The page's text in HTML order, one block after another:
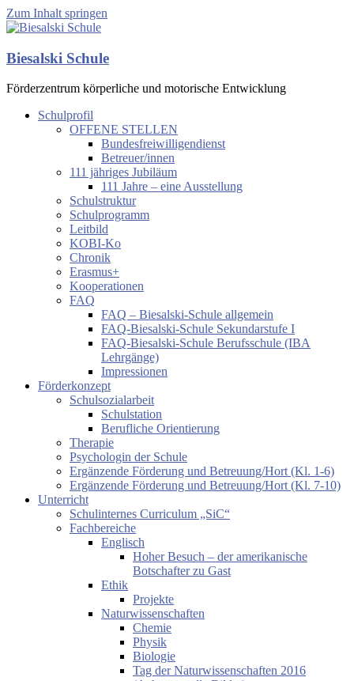
Zum Inhalt springen
Biesalski Schule
Förderzentrum körperliche und motorische Entwicklung
Schulprofil
OFFENE STELLEN
Bundesfreiwilligendienst
Betreuer/innen
111 jähriges Jubiläum
111 Jahre – eine Ausstellung
Schulstruktur
Schulprogramm
Leitbild
KOBI-Ko
Chronik
Erasmus+
Kooperationen
FAQ
FAQ – Biesalski-Schule allgemein
FAQ-Biesalski-Schule Sekundarstufe I
FAQ-Biesalski-Schule Berufsschule (IBA
Lehrgänge)
Impressionen
Förderkonzept
Schulsozialarbeit
Schulstation
Berufliche Orientierung
Therapie
Psychologin der Schule
Ergänzende Förderung und Betreuung/Hort (Kl. 1-6)
Ergänzende Förderung und Betreuung/Hort (Kl. 7-10)
Unterricht
Schulinternes Curriculum „SiC“
Fachbereiche
Englisch
Hoher Besuch – der amerikanische
Botschafter zu Gast
Ethik
Projekte
Naturwissenschaften
Chemie
Physik
Biologie
Tag der Naturwissenschaften 2016